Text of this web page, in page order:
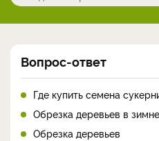
Вопрос-ответ
Где купить семена
Обрезка деревьев в
Обрезка деревьев